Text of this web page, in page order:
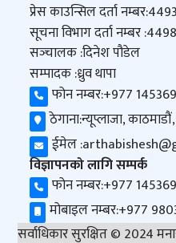
प्रेस काउन्सिल दर्ता नम्बर:
सूचना विभाग दर्ता नम्बर :
सञ्‍चालक :दिनेश पौडेल
सम्पादक :ध्रुव थापा
फोन नम्बर:+977
ठेगाना:न्यूप्लाजा,
ईमेल :
विज्ञापनको लागि सम्पर्क
फोन नम्बर:+977
मोबाइल नम्बर:+977
सर्वाधिकार सुरक्षित © 2024